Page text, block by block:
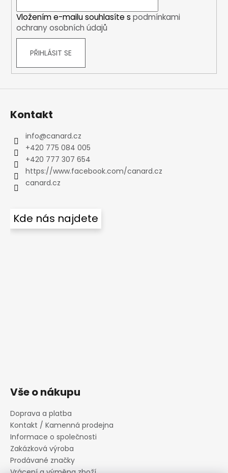
Vložením e-mailu souhlasíte s podmínkami
ochrany osobních údajů
PŘIHLÁSIT SE
Kontakt
info@canard.cz
+420 775 084 005
+420 777 307 654
https://www.facebook.com/canard.cz
canard.cz
Kde nás najdete
Vše o nákupu
Doprava a platba
Kontakt / Kamenná prodejna
Informace o společnosti
Zakázková výroba
Prodávané značky